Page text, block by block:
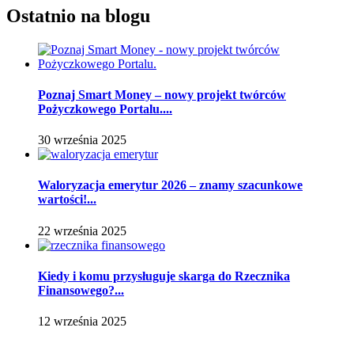
Ostatnio na blogu
Poznaj Smart Money – nowy projekt twórców
Pożyczkowego Portalu....
30 września 2025
Waloryzacja emerytur 2026 – znamy szacunkowe
wartości!...
22 września 2025
Kiedy i komu przysługuje skarga do Rzecznika
Finansowego?...
12 września 2025